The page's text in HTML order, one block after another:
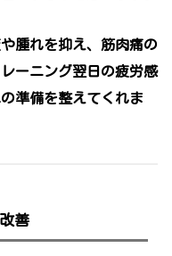
腫れを抑え、筋肉痛の
ーニング翌日の疲労感
準備を整えてくれま
善